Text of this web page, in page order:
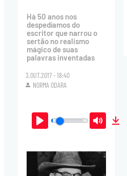
Há 50 anos nos
despedíamos do
escritor que narrou o
sertão no realismo
mágico de suas
palavras inventadas
3.OUT.2017 - 18:40
NORMA ODARA
Play Mute